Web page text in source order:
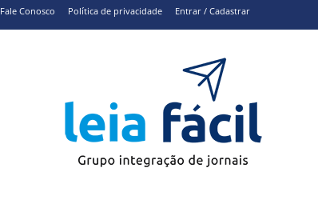
Fale Conosco Política de privacidade Entrar / Cadastrar